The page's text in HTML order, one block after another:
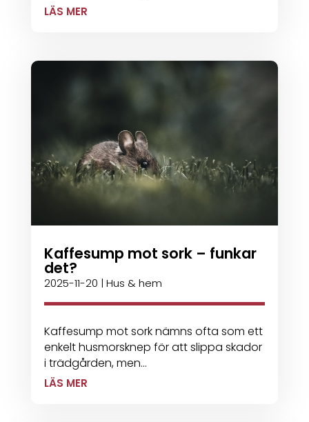
LÄS MER
Kaffesump mot sork – funkar
det?
2025-11-20 | Hus & hem
Kaffesump mot sork nämns ofta som ett
enkelt husmorsknep för att slippa skador
i trädgården, men...
LÄS MER